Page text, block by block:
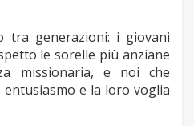
tra generazioni: i giovani
le sorelle più anziane
missionaria, e noi che
e la loro voglia